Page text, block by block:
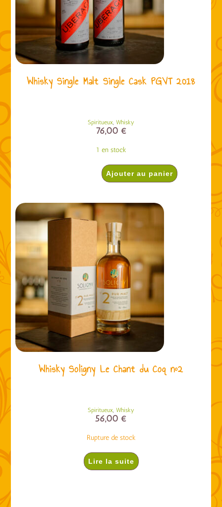
Whisky Single Malt Single Cask PGVT 2018
Spiritueux, Whisky
76,00 €
1 en stock
Ajouter au panier
Whisky Soligny Le Chant du Coq n°2
Spiritueux, Whisky
56,00 €
Rupture de stock
Lire la suite